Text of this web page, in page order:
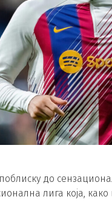
до
лига која,